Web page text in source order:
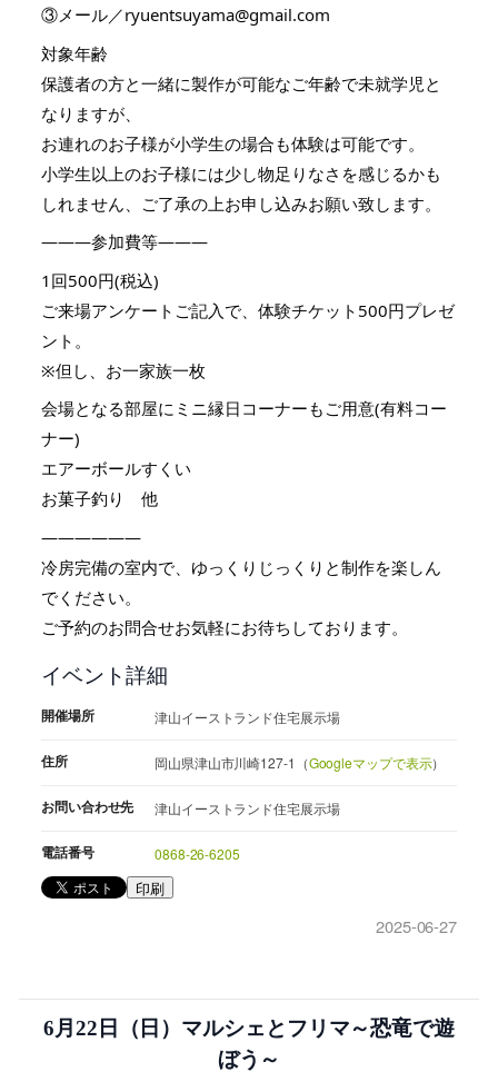
③メール／ryuentsuyama@gmail.com
対象年齢
保護者の方と一緒に製作が可能なご年齢で未就学児と
なりますが、
お連れのお子様が小学生の場合も体験は可能です。
小学生以上のお子様には少し物足りなさを感じるかも
しれません、ご了承の上お申し込みお願い致します。
———参加費等———
1回500円(税込)
ご来場アンケートご記入で、体験チケット500円プレゼ
ント。
※但し、お一家族一枚
会場となる部屋にミニ縁日コーナーもご用意(有料コー
ナー)
エアーボールすくい
お菓子釣り 他
——————
冷房完備の室内で、ゆっくりじっくりと制作を楽しん
でください。
ご予約のお問合せお気軽にお待ちしております。
イベント詳細
開催場所 津山イーストランド住宅展示場
住所 岡山県津山市川崎127-1（Googleマップで表示）
お問い合わせ先 津山イーストランド住宅展示場
電話番号 0868-26-6205
印刷
2025-06-27
6月22日（日）マルシェとフリマ～恐竜で遊
ぼう～